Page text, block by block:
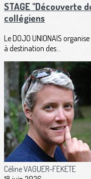
STAGE "Découverte
collégiens
Le DOJO UNIONAIS
à destination des...
Céline VAGUER-FEKETE